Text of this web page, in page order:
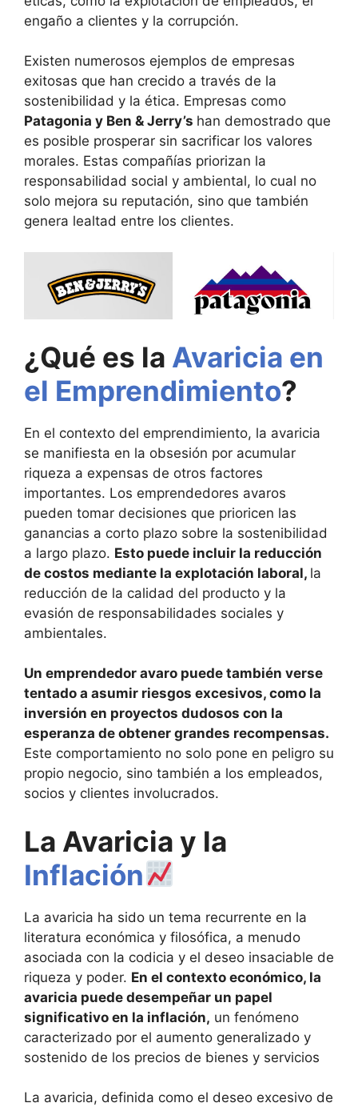
engaño a clientes y la corrupción.
Existen numerosos ejemplos de empresas
exitosas que han crecido a través de la
sostenibilidad y la ética. Empresas como
Patagonia y Ben & Jerry’s han demostrado que
es posible prosperar sin sacrificar los valores
morales. Estas compañías priorizan la
responsabilidad social y ambiental, lo cual no
solo mejora su reputación, sino que también
genera lealtad entre los clientes​​.
¿Qué es la Avaricia en
el Emprendimiento?
En el contexto del emprendimiento, la avaricia
se manifiesta en la obsesión por acumular
riqueza a expensas de otros factores
importantes. Los emprendedores avaros
pueden tomar decisiones que prioricen las
ganancias a corto plazo sobre la sostenibilidad
a largo plazo. Esto puede incluir la reducción
de costos mediante la explotación laboral, la
reducción de la calidad del producto y la
evasión de responsabilidades sociales y
ambientales.
Un emprendedor avaro puede también verse
tentado a asumir riesgos excesivos, como la
inversión en proyectos dudosos con la
esperanza de obtener grandes recompensas.
Este comportamiento no solo pone en peligro su
propio negocio, sino también a los empleados,
socios y clientes involucrados​​.
La Avaricia y la
Inflación
La avaricia ha sido un tema recurrente en la
literatura económica y filosófica, a menudo
asociada con la codicia y el deseo insaciable de
riqueza y poder. En el contexto económico, la
avaricia puede desempeñar un papel
significativo en la inflación, un fenómeno
caracterizado por el aumento generalizado y
sostenido de los precios de bienes y servicios
La avaricia, definida como el deseo excesivo de